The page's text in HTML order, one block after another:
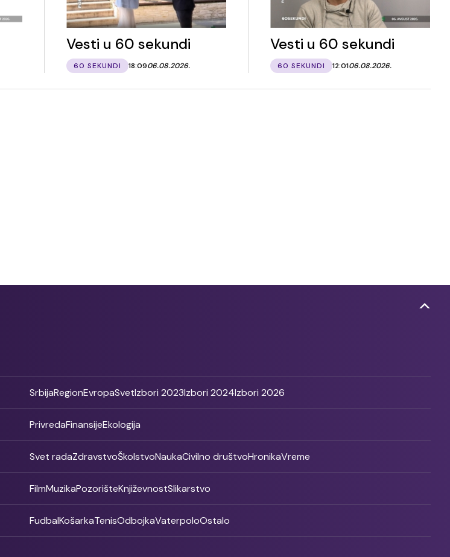
Vesti u 60 sekundi
60 SEKUNDI 18:0906.08.2026.
Vesti u 60 sekundi
60 SEKUNDI 12:0106.08.2026.
SrbijaRegionEvropaSvetIzbori 2023Izbori 2024Izbori 2026
PrivredaFinansijeEkologija
Svet radaZdravstvoŠkolstvoNaukaCivilno društvoHronikaVreme
FilmMuzikaPozorišteKnjiževnostSlikarstvo
FudbalKošarkaTenisOdbojkaVaterpoloOstalo